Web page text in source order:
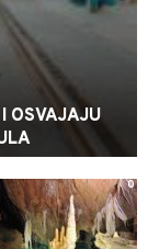
OSVAJAJU
0